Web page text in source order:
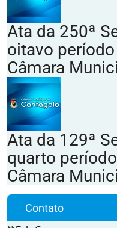
Ata da 250ª
oitavo
Câmara
Ata da 129ª
quarto
Câmara
Contato